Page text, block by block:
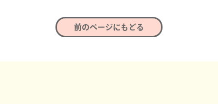
前のページにもどる